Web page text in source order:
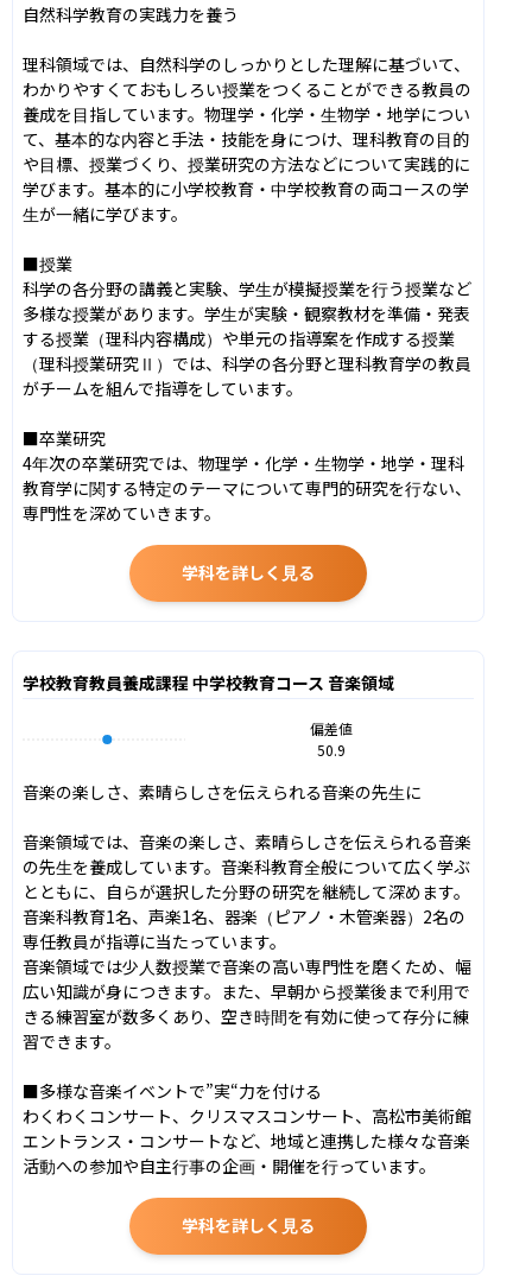
自然科学教育の実践力を養う
理科領域では、自然科学のしっかりとした理解に基づいて、
わかりやすくておもしろい授業をつくることができる教員の
養成を目指しています。物理学・化学・生物学・地学につい
て、基本的な内容と手法・技能を身につけ、理科教育の目的
や目標、授業づくり、授業研究の方法などについて実践的に
学びます。基本的に小学校教育・中学校教育の両コースの学
生が一緒に学びます。
■授業
科学の各分野の講義と実験、学生が模擬授業を行う授業など
多様な授業があります。学生が実験・観察教材を準備・発表
する授業（理科内容構成）や単元の指導案を作成する授業
（理科授業研究Ⅱ）では、科学の各分野と理科教育学の教員
がチームを組んで指導をしています。
■卒業研究
4年次の卒業研究では、物理学・化学・生物学・地学・理科
教育学に関する特定のテーマについて専門的研究を行ない、
専門性を深めていきます。
学科を詳しく見る
学校教育教員養成課程 中学校教育コース 音楽領域
偏差値
50.9
音楽の楽しさ、素晴らしさを伝えられる音楽の先生に
音楽領域では、音楽の楽しさ、素晴らしさを伝えられる音楽
の先生を養成しています。音楽科教育全般について広く学ぶ
とともに、自らが選択した分野の研究を継続して深めます。
音楽科教育1名、声楽1名、器楽（ピアノ・木管楽器）2名の
専任教員が指導に当たっています。
音楽領域では少人数授業で音楽の高い専門性を磨くため、幅
広い知識が身につきます。また、早朝から授業後まで利用で
きる練習室が数多くあり、空き時間を有効に使って存分に練
習できます。
■多様な音楽イベントで”実“力を付ける
わくわくコンサート、クリスマスコンサート、高松市美術館
エントランス・コンサートなど、地域と連携した様々な音楽
活動への参加や自主行事の企画・開催を行っています。
学科を詳しく見る